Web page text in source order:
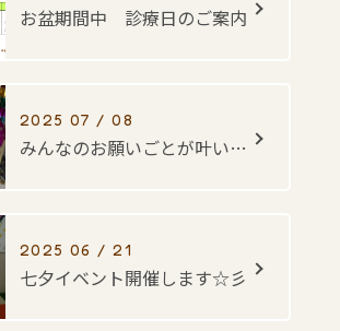
お盆期間中 診療日のご案内
2025 07 / 08
みんなのお願いごとが叶いますように・・・☆彡
2025 06 / 21
七夕イベント開催します☆彡